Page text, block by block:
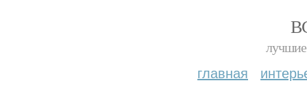
лучшие
главная